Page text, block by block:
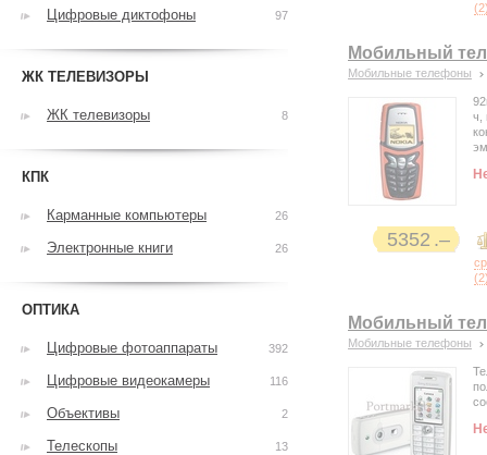
(2
Мобильный
Мобильные телефоны
ч,
5352
(2
Мобильный
Мобильные телефоны
Цифровые диктофоны 97
ЖК ТЕЛЕВИЗОРЫ
ЖК телевизоры 8
КПК
Карманные компьютеры 26
Электронные книги 26
ОПТИКА
Цифровые фотоаппараты 392
Цифровые видеокамеры 116
Объективы 2
Телескопы 13